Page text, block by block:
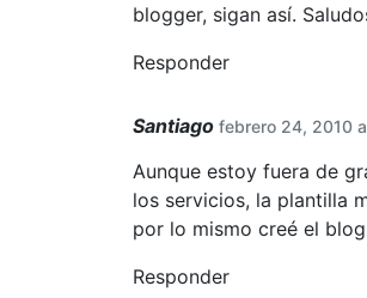
blogger, sigan así.
Responder
Santiago febrero 24, 2010
Aunque estoy fuera de
los servicios, la plantilla
por lo mismo creé el
Responder